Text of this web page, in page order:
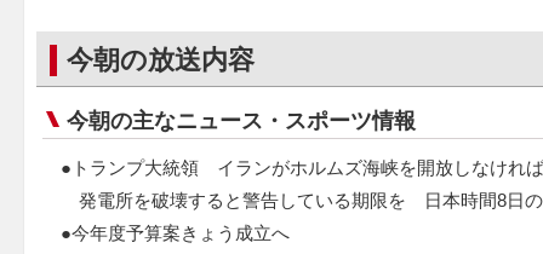
今朝の放送内容
今朝の主なニュース・スポーツ情報
●トランプ大統領 イランがホルムズ海峡を開放しなければ
発電所を破壊すると警告している期限を 日本時間8日
●今年度予算案きょう成立へ